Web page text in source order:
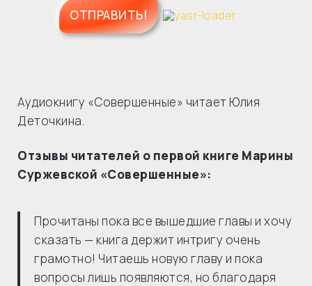
Аудиокнигу «Совершенные» читает Юлия
Деточкина.
Отзывы читателей о первой книге Марины
Суржевской «Совершенные»:
Прочитаны пока все вышедшие главы и хочу
сказать — книга держит интригу очень
грамотно! Читаешь новую главу и пока
вопросы лишь появляются, но благодаря